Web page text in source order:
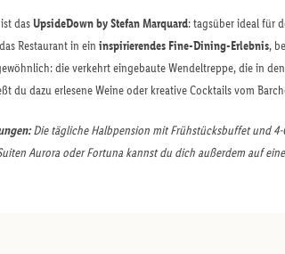
das UpsideDown by Stefan Marquard: tagsüber ideal für
Restaurant in ein inspirierendes Fine-Dining-Erlebnis,
die verkehrt eingebaute Wendeltreppe, die in den
du dazu erlesene Weine oder kreative Cocktails vom
Die tägliche Halbpension mit Frühstücksbuffet und
Aurora oder Fortuna kannst du dich außerdem auf